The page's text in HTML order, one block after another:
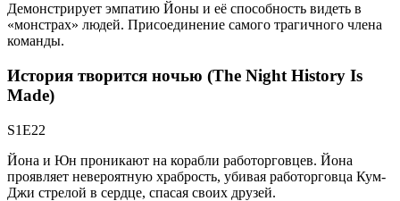
Демонстрирует эмпатию Йоны и её способность видеть в
«монстрах» людей. Присоединение самого трагичного члена
команды.
История творится ночью (The Night History Is
Made)
S1E22
Йона и Юн проникают на корабли работорговцев. Йона
проявляет невероятную храбрость, убивая работорговца Кум-
Джи стрелой в сердце, спасая своих друзей.